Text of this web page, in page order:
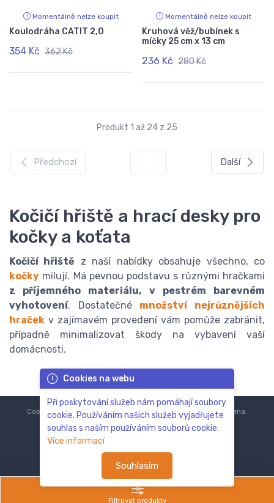
Momentálně nelze koupit
Koulodráha CATIT 2,0
354 Kč 362 Kč
Momentálně nelze koupit
Kruhová věž/bubínek s
míčky 25 cm x 13 cm
236 Kč 280 Kč
Produkt 1 až 24 z 25
Předchozí Další
Kočičí hřiště a hrací desky pro
kočky a koťata
Kočičí hřiště z naší nabídky obsahuje všechno, co
kočky milují. Má pevnou podstavu s různými hračkami
z příjemného materiálu, v pestrém barevném
vyhotovení. Dostatečné množství nejrůznějších
hraček v zajímavém provedení vám pomůže zabránit,
případně minimalizovat škody na vybavení vaší
domácnosti.
Cookies na webu
Při poskytování služeb nám pomáhají soubory
cookie. Používáním našich služeb vyjadřujete
souhlas s naším používáním souborů cookie.
Více informací
Souhlasím
Copyright © 2018-2024ZoOo.cz®Všechna práva vyhrazena.
Filtrovat produkty